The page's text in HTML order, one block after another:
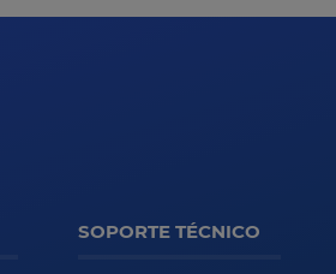
SOPORTE TÉCNICO